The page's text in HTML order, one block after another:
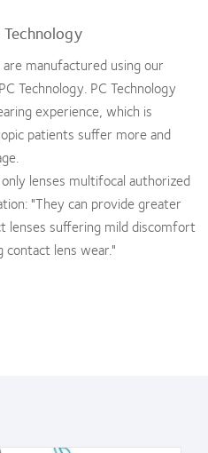
manufactured using our
Technology. PC Technology
experience, which is
patients suffer more and
lenses multifocal authorized
"They can provide greater
lenses suffering mild discomfort
lens wear."